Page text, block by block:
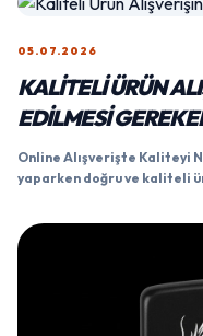
05.07.2026
KALITELI ÜRÜN
EDILMESI
Online Alışverişte Kaliteyi
yaparken doğru ve kaliteli